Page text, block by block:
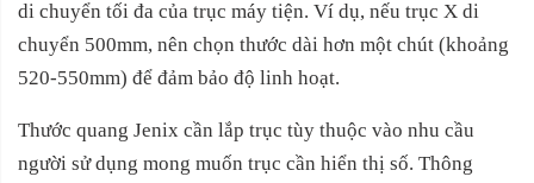
di chuyển tối đa của trục máy tiện. Ví dụ, nếu trục X di
chuyển 500mm, nên chọn thước dài hơn một chút (khoảng
520-550mm) để đảm bảo độ linh hoạt.
Thước quang Jenix cần lắp trục tùy thuộc vào nhu cầu
người sử dụng mong muốn trục cần hiển thị số. Thông